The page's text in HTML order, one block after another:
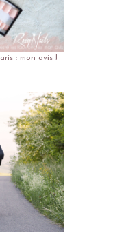
: mon avis !